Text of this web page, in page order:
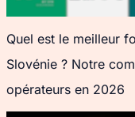
Quel est le meilleur
Slovénie ? Notre
opérateurs en 2026